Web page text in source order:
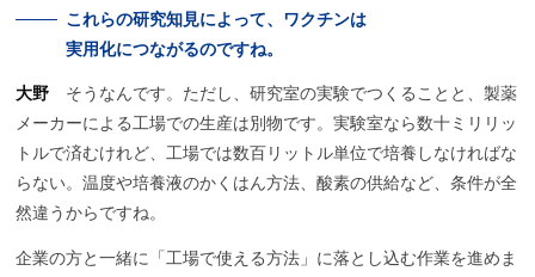
これらの研究知見によって、 ワクチンは
実用化につながるのですね。
大野 そうなんです。ただし、研究室の実験でつくることと、製薬
メーカーによる工場での生産は別物です。実験室なら数十ミリリッ
トルで済むけれど、工場では数百リットル単位で培養しなければな
らない。温度や培養液のかくはん方法、酸素の供給など、条件が全
然違うからですね。
企業の方と一緒に「工場で使える方法」に落とし込む作業を進めま